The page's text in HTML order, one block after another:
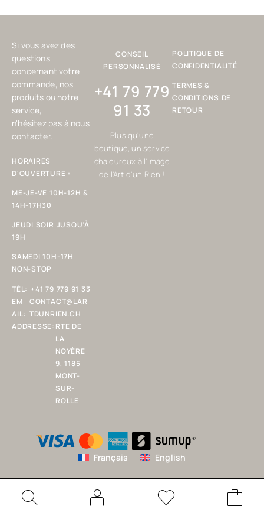
Si vous avez des
questions
concernant votre
commande, nos
produits ou notre
service,
n'hésitez pas à nous
contacter.
HORAIRES
D'OUVERTURE :
ME-JE-VE 10H-12H &
14H-17H30
JEUDI SOIR JUSQU’À
19H
SAMEDI 10H-17H
NON-STOP
TÉL: +41 79 779 91 33
EM
AIL:
CONTACT@LAR
TDUNRIEN.CH
ADDRESSE: RTE DE
LA
NOYÈRE
9, 1185
MONT-
SUR-
ROLLE
CONSEIL
PERSONNALISÉ
+41 79 779
91 33
Plus qu'une
boutique, un service
chaleureux à l'image
de l'Art d'un Rien !
POLITIQUE DE
CONFIDENTIALITÉ
TERMES &
CONDITIONS DE
RETOUR
Français English